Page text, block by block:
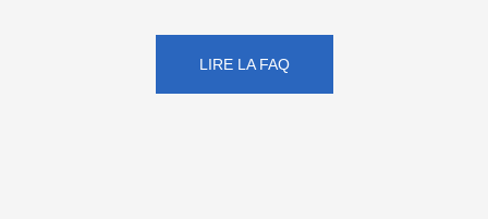
LIRE LA FAQ